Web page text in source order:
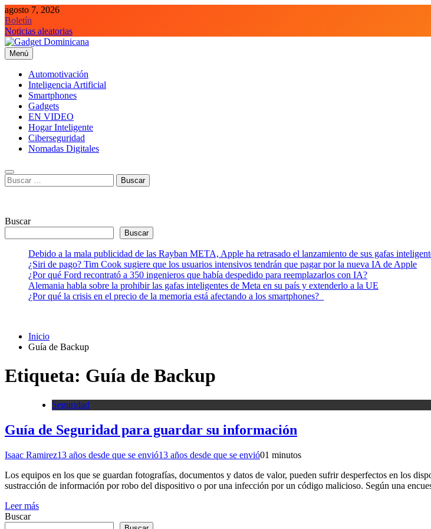
Saltar
al
contenido
agosto 7, 2026
Boletín
Noticias aleatorias
Gadget Dominicana
Gadgets, Autos y Tecnología de consumo
Menú
Automotivación
Inteligencia Artificial
Smartphones
Gadgets
EN VIDEO
Hogar Inteligente
Ciberseguridad
Nomadas Digitales
Buscar:
Buscar
Buscar
Debido a la mala publicidad de las Rayban META, Apple ha retrasado el lanzamiento de sus gafas
¿Siri de pago? Tim Cook sugiere que los usuarios intensivos tendrán que pagar por la nueva IA de Apple
¿Por qué Ford recontrató a 350 ingenieros que había despedido para reemplazarlos con IA?
Alemania habla sobre la prohibir las gafas inteligentes de Meta en su país y extenderlo a la UE
¿Por qué la crisis en el precio de la memoria está afectando a los smartphones?
Inicio
Guía de Backup
Etiqueta: Guía de Backup
Seguridad
Guía de Seguridad para guardar su información
Isaac Ramirez13 años desde que se envió13 años desde que se envió01 minutos
Los equipos en los que se guardan fotografías, documentos y datos de valor, pueden sufrir desperfectos en los
sustracción de información por robo del dispositivo o por una infección por un código malicioso. Según una
Leer más
Buscar